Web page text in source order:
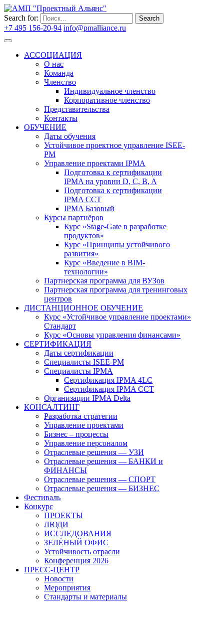
Search for: Search
+7 495 156-20-94 info@pmalliance.ru
АССОЦИАЦИЯ
О нас
Команда
Членство
Индивидуальное членство
Корпоративное членство
Представительства
Контакты
ОБУЧЕНИЕ
Даты обучения
Устойчивое проектное управление ISEE-
PM
Управление проектами IPMA
Подготовка к сертификации
IPMA на уровни D, C, B, A
Подготовка к сертификации
IPMA CCT
IPMA Базовый
Курсы партнёров
Курс «Stage-Gate в разработке
продуктов»
Курс «Принципы устойчивого
развития»
Курс «Введение в BIM-
технологии»
Партнерская программа для ВУЗов
Партнерская программа для тренинговых
центров
ДИСТАНЦИОННОЕ ОБУЧЕНИЕ
Курс «Устойчивое управление проектами»
Стандарт
Курс «Основы управления финансами»
СЕРТИФИКАЦИЯ
Даты сертификации
Специалисты ISEE-PM
Специалисты IPMA
Сертификация IPMA 4LC
Сертификация IPMA CCT
Организации IPMA Delta
КОНСАЛТИНГ
Разработка стратегии
Управление проектами
Бизнес – процессы
Управление персоналом
Отраслевые решения — УЗИ
Отраслевые решения — БАНКИ и
ФИНАНСЫ
Отраслевые решения — СПОРТ
Отраслевые решения — БИЗНЕС
Фестиваль
Конкурс
ПРОЕКТЫ
ЛЮДИ
ИССЛЕДОВАНИЯ
ЗЕЛЁНЫЙ ОФИС
Устойчивость отрасли
Конференция 2026
ПРЕСС-ЦЕНТР
Новости
Мероприятия
Стандарты и материалы